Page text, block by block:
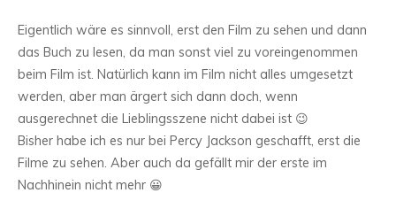
Eigentlich wäre es sinnvoll, erst den Film zu sehen und dann
das Buch zu lesen, da man sonst viel zu voreingenommen
beim Film ist. Natürlich kann im Film nicht alles umgesetzt
werden, aber man ärgert sich dann doch, wenn
ausgerechnet die Lieblingsszene nicht dabei ist 😉
Bisher habe ich es nur bei Percy Jackson geschafft, erst die
Filme zu sehen. Aber auch da gefällt mir der erste im
Nachhinein nicht mehr 😀